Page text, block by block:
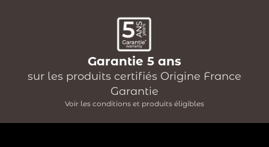
Garantie 5 ans
sur les produits certifiés Origine France
Garantie
Voir les conditions et produits éligibles